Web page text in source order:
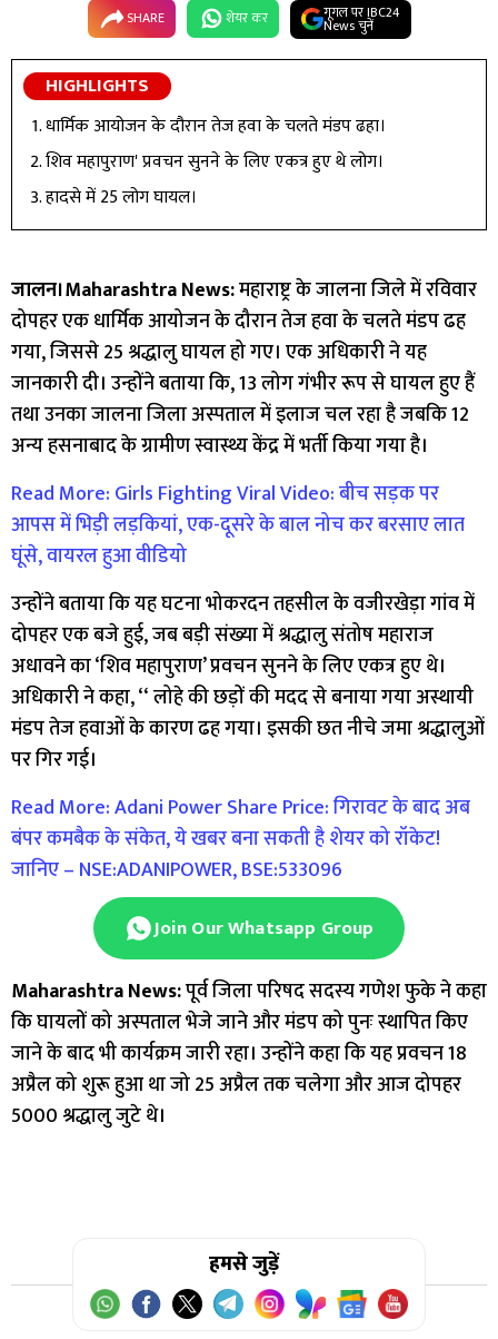
SHARE शेयर कर गूगल पर IBC24
News चुनें
HIGHLIGHTS
धार्मिक आयोजन के दौरान तेज हवा के चलते मंडप ढहा।
शिव महापुराण' प्रवचन सुनने के लिए एकत्र हुए थे लोग।
हादसे में 25 लोग घायल।
जालन।Maharashtra News:महाराष्ट्र के जालना जिले में रविवार
दोपहर एक धार्मिक आयोजन के दौरान तेज हवा के चलते मंडप ढह
गया, जिससे 25 श्रद्धालु घायल हो गए। एक अधिकारी ने यह
जानकारी दी। उन्होंने बताया कि, 13 लोग गंभीर रूप से घायल हुए हैं
तथा उनका जालना जिला अस्पताल में इलाज चल रहा है जबकि 12
अन्य हसनाबाद के ग्रामीण स्वास्थ्य केंद्र में भर्ती किया गया है।
Read More: Girls Fighting Viral Video: बीच सड़क पर
आपस में भिड़ी लड़कियां, एक-दूसरे के बाल नोच कर बरसाए लात
घूंसे, वायरल हुआ वीडियो
उन्होंने बताया कि यह घटना भोकरदन तहसील के वजीरखेड़ा गांव में
दोपहर एक बजे हुई, जब बड़ी संख्या में श्रद्धालु संतोष महाराज
अधावने का ‘शिव महापुराण’ प्रवचन सुनने के लिए एकत्र हुए थे।
अधिकारी ने कहा, ‘‘ लोहे की छड़ों की मदद से बनाया गया अस्थायी
मंडप तेज हवाओं के कारण ढह गया। इसकी छत नीचे जमा श्रद्धालुओं
पर गिर गई।
Read More: Adani Power Share Price: गिरावट के बाद अब
बंपर कमबैक के संकेत, ये खबर बना सकती है शेयर को रॉकेट!
जानिए – NSE:ADANIPOWER, BSE:533096
Join Our Whatsapp Group
Maharashtra News:पूर्व जिला परिषद सदस्य गणेश फुके ने कहा
कि घायलों को अस्पताल भेजे जाने और मंडप को पुनः स्थापित किए
जाने के बाद भी कार्यक्रम जारी रहा। उन्होंने कहा कि यह प्रवचन 18
अप्रैल को शुरू हुआ था जो 25 अप्रैल तक चलेगा और आज दोपहर
5000 श्रद्धालु जुटे थे।
हमसे जुड़ें